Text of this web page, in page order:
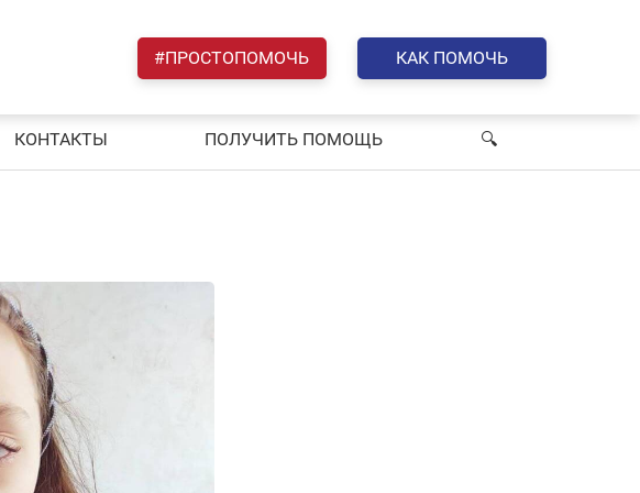
#ПРОСТОПОМОЧЬ КАК ПОМОЧЬ
КОНТАКТЫ ПОЛУЧИТЬ ПОМОЩЬ 🔍︎